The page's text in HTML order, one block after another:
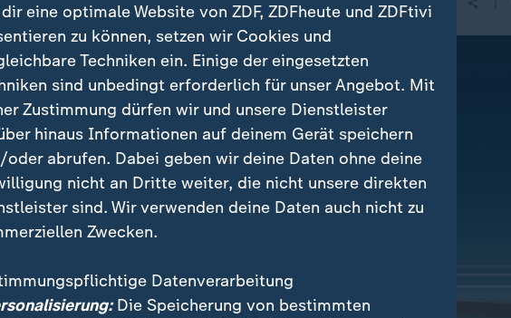
eine optimale Website von ZDF, ZDFheute und ZDFtivi
zu können, setzen wir Cookies und
Techniken ein. Einige der eingesetzten
sind unbedingt erforderlich für unser Angebot. Mit
Zustimmung dürfen wir und unsere Dienstleister
hinaus Informationen auf deinem Gerät speichern
oder abrufen. Dabei geben wir deine Daten ohne deine
nicht an Dritte weiter, die nicht unsere direkten
sind. Wir verwenden deine Daten auch nicht zu
Zwecken.
Datenverarbeitung
Die Speicherung von bestimmten